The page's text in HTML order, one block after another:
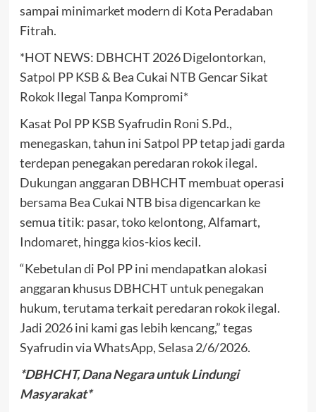
sampai minimarket modern di Kota Peradaban
Fitrah.
*HOT NEWS: DBHCHT 2026 Digelontorkan,
Satpol PP KSB & Bea Cukai NTB Gencar Sikat
Rokok Ilegal Tanpa Kompromi*
Kasat Pol PP KSB Syafrudin Roni S.Pd.,
menegaskan, tahun ini Satpol PP tetap jadi garda
terdepan penegakan peredaran rokok ilegal.
Dukungan anggaran DBHCHT membuat operasi
bersama Bea Cukai NTB bisa digencarkan ke
semua titik: pasar, toko kelontong, Alfamart,
Indomaret, hingga kios-kios kecil.
“Kebetulan di Pol PP ini mendapatkan alokasi
anggaran khusus DBHCHT untuk penegakan
hukum, terutama terkait peredaran rokok ilegal.
Jadi 2026 ini kami gas lebih kencang,” tegas
Syafrudin via WhatsApp, Selasa 2/6/2026.
*DBHCHT, Dana Negara untuk Lindungi
Masyarakat*